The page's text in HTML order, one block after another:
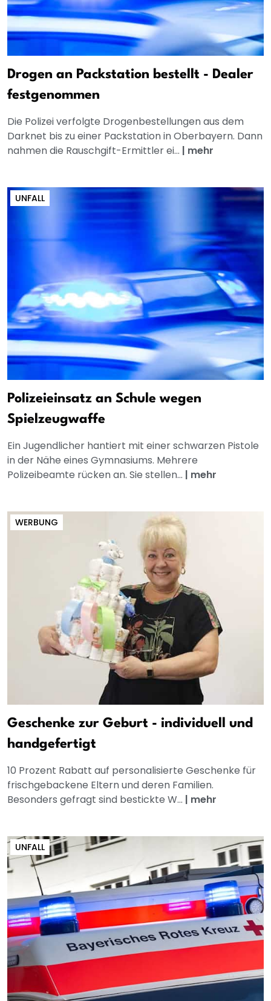
Drogen an Packstation bestellt - Dealer
festgenommen
Die Polizei verfolgte Drogenbestellungen aus dem
Darknet bis zu einer Packstation in Oberbayern. Dann
nahmen die Rauschgift-Ermittler ei... | mehr
UNFALL
Polizeieinsatz an Schule wegen
Spielzeugwaffe
Ein Jugendlicher hantiert mit einer schwarzen Pistole
in der Nähe eines Gymnasiums. Mehrere
Polizeibeamte rücken an. Sie stellen... | mehr
WERBUNG
Geschenke zur Geburt - individuell und
handgefertigt
10 Prozent Rabatt auf personalisierte Geschenke für
frischgebackene Eltern und deren Familien.
Besonders gefragt sind bestickte W... | mehr
UNFALL